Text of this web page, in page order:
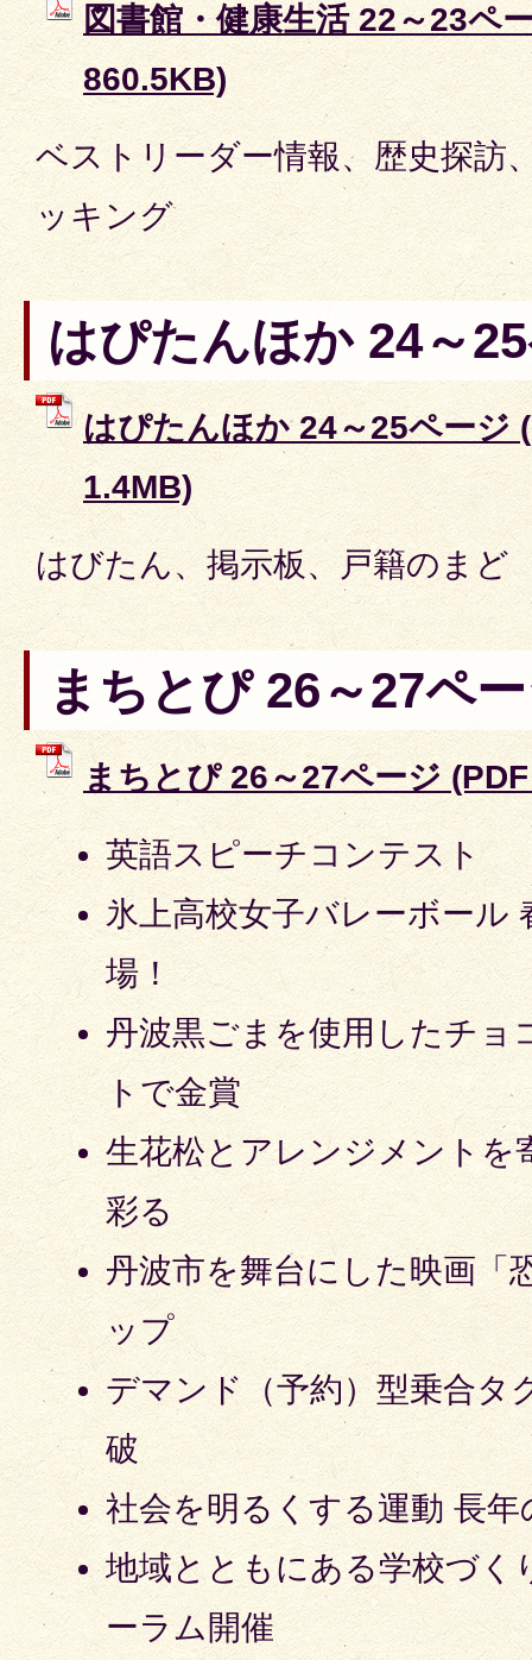
図書館・健康生活 22～23ペ
860.5KB)
ベストリーダー情報、歴史探訪
ッキング
はぴたんほか 24～
はぴたんほか 24～25ページ
1.4MB)
はびたん、掲示板、戸籍のまど
まちとぴ 26～27ペ
まちとぴ 26～27ページ
英語スピーチコンテスト
氷上高校女子バレーボール
場！
丹波黒ごまを使用したチョ
トで金賞
生花松とアレンジメントを
彩る
丹波市を舞台にした映画「
ップ
デマンド（予約）型乗合タ
破
社会を明るくする運動 長年
地域とともにある学校づく
ーラム開催